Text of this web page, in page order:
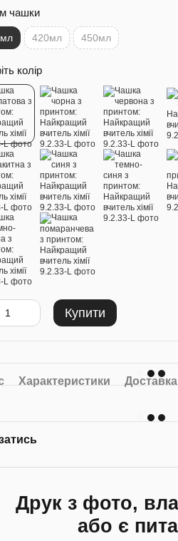
чашки
420мл 450мл
колір
Купити
Характеристики Доставка
Друк з фото,
або є